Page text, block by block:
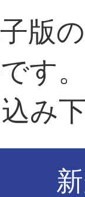
版
す
み